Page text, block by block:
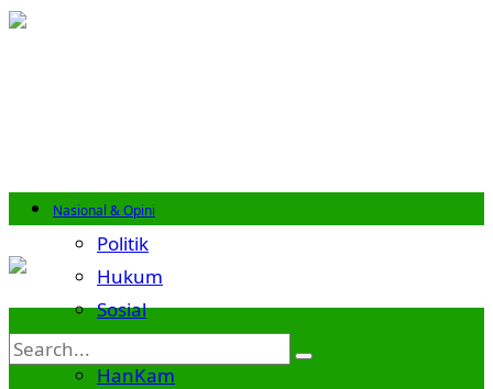
Nasional & Opini
Politik
Hukum
Sosial
Budaya
HanKam